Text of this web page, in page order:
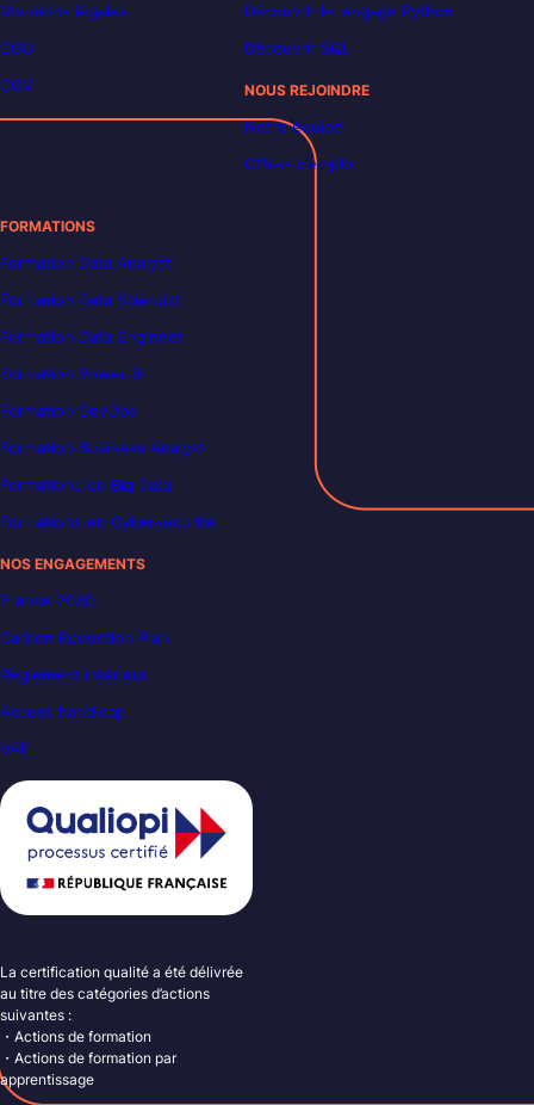
Mentions légales
CGU
CGV
Découvrir le langage Python
Découvrir SQL
NOUS REJOINDRE
Notre équipe
Offres d’emploi
FORMATIONS
Formation Data Analyst
Formation Data Scientist
Formation Data Engineer
Formation Power BI
Formation DevOps
Formation Business Analyst
Formations en Big Data
Formations en Cybersécurité
NOS ENGAGEMENTS
France 2030
Carbon Reduction Plan
Règlement intérieur
Accueil handicap
VAE
La certification qualité a été délivrée
au titre des catégories d’actions
suivantes :
・Actions de formation
・Actions de formation par
apprentissage